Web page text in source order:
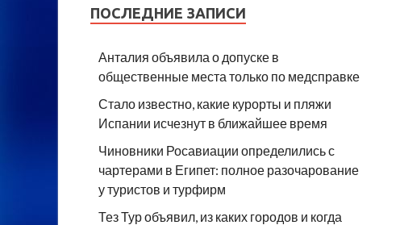
ПОСЛЕДНИЕ ЗАПИСИ
Анталия объявила о допуске в
общественные места только по медсправке
Стало известно, какие курорты и пляжи
Испании исчезнут в ближайшее время
Чиновники Росавиации определились с
чартерами в Египет: полное разочарование
у туристов и турфирм
Тез Тур объявил, из каких городов и когда